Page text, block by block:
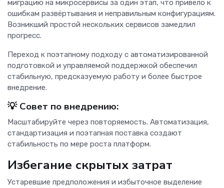
миграцию на микросервисы за один этап, что привело к
ошибкам развёртывания и неправильным конфигурациям.
Возникший простой нескольких сервисов замедлил
прогресс.
Переход к поэтапному подходу с автоматизированной
подготовкой и управляемой поддержкой обеспечил
стабильную, предсказуемую работу и более быстрое
внедрение.
💡Совет по внедрению:
Масштабируйте через повторяемость. Автоматизация,
стандартизация и поэтапная поставка создают
стабильность по мере роста платформ.
Избегание скрытых затрат
Устаревшие предположения и избыточное выделение